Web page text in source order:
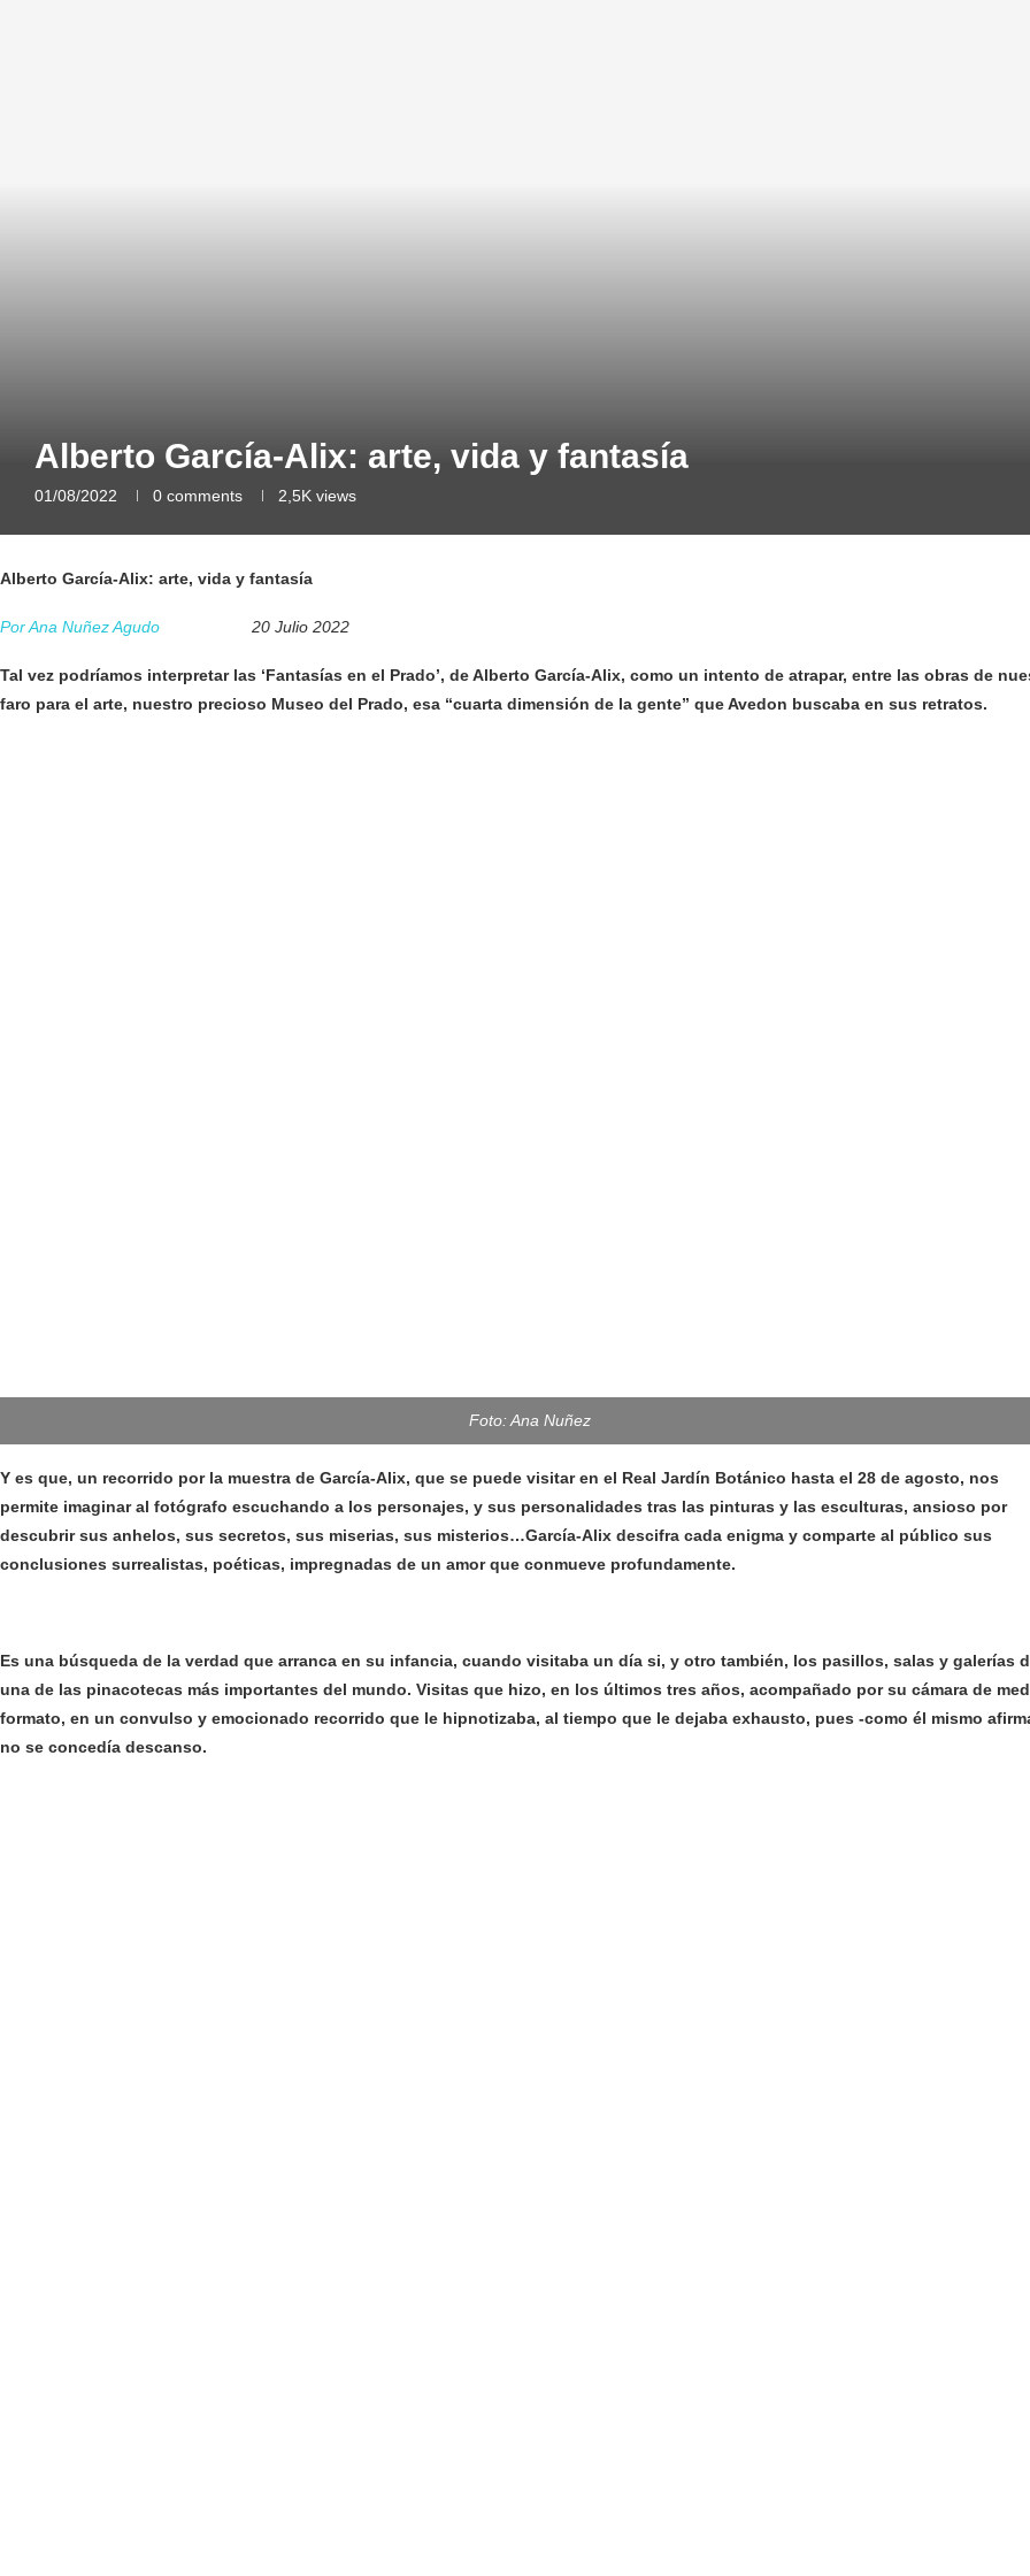
Alberto García-Alix: arte, vida y fantasía
01/08/2022 0 comments 2,5K views
Alberto García-Alix: arte, vida y fantasía
Por Ana Nuñez Agudo 20 Julio 2022
Tal vez podríamos interpretar las ‘Fantasías en el Prado’, de Alberto García-Alix, como un intento de atrapar, entre las obras de
faro para el arte, nuestro precioso Museo del Prado, esa “cuarta dimensión de la gente” que Avedon buscaba en sus retratos.
Foto: Ana Nuñez
Y es que, un recorrido por la muestra de García-Alix, que se puede visitar en el Real Jardín Botánico hasta el 28 de agosto, nos
permite imaginar al fotógrafo escuchando a los personajes, y sus personalidades tras las pinturas y las esculturas, ansioso por
descubrir sus anhelos, sus secretos, sus miserias, sus misterios…García-Alix descifra cada enigma y comparte al público sus
conclusiones surrealistas, poéticas, impregnadas de un amor que conmueve profundamente.
Es una búsqueda de la verdad que arranca en su infancia, cuando visitaba un día si, y otro también, los pasillos, salas y galerías
una de las pinacotecas más importantes del mundo. Visitas que hizo, en los últimos tres años, acompañado por su cámara de
formato, en un convulso y emocionado recorrido que le hipnotizaba, al tiempo que le dejaba exhausto, pues -como él mismo
no se concedía descanso.